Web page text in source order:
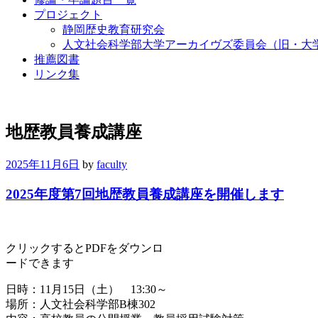
プロジェクト
静岡歴史教育研究会
人文社会科学部大学アーカイヴズ委員会（旧・大
推薦図書
リンク集
地歴教員養成講座
2025年11月6日 by faculty
2025年度第7回地歴教員養成講座を開催します
クリックするとPDFをダウンロ
ードできます
日時：11月15日（土） 13:30～
場所：人文社会科学部B棟302